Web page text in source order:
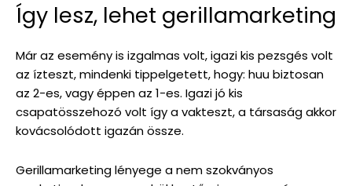
Így lesz, lehet gerillamarketing
Már az esemény is izgalmas volt, igazi kis pezsgés volt
az ízteszt, mindenki tippelgetett, hogy: huu biztosan
az 2-es, vagy éppen az 1-es. Igazi jó kis
csapatösszehozó volt így a vakteszt, a társaság akkor
kovácsolódott igazán össze.
Gerillamarketing lényege a nem szokványos